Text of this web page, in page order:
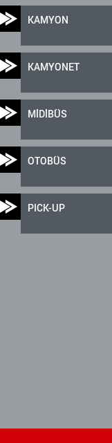
KAMYON
KAMYONET
MİDİBÜS
OTOBÜS
PICK-UP